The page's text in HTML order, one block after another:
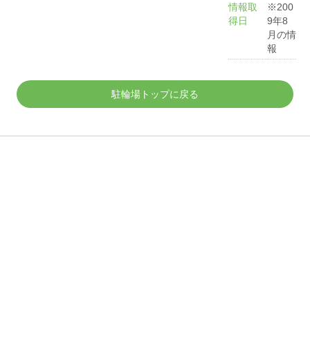
情報取
得日
※200
9年8
月の情
報
駐輪場トップに戻る